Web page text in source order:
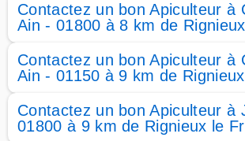
Contactez un bon Apiculteur à
Ain - 01800 à 8 km de
Contactez un bon Apiculteur à
Ain - 01150 à 9 km de
Contactez un bon Apiculteur à
01800 à 9 km de Rignieux le